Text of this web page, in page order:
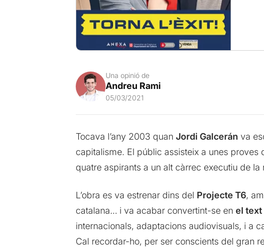
Una opinió de
Andreu Rami
05/03/2021
Tocava l’any 2003 quan Jordi Galcerán va
capitalisme. El públic assisteix a unes
quatre aspirants a un alt càrrec executiu de la
L’obra es va estrenar dins del Projecte T6,
catalana… i va acabar convertint-se en el text
internacionals, adaptacions audiovisuals, i a
Cal recordar-ho, per ser conscients del gran